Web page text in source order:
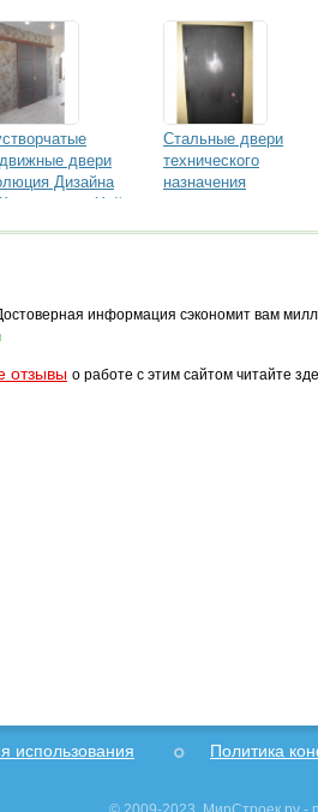
двери
Дизайна
до Хай-
Стальные двери
технического
назначения
информация сэкономит вам
отзывы о работе с этим сайтом читайте
использования Политика